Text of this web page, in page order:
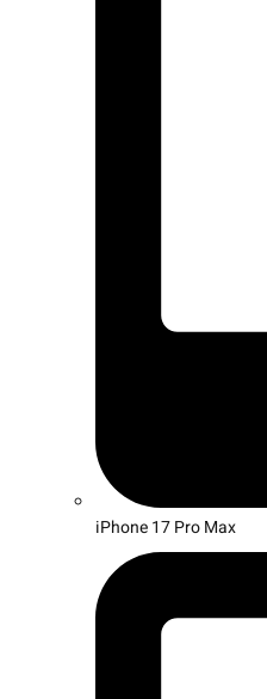
iPhone 17 Pro Max